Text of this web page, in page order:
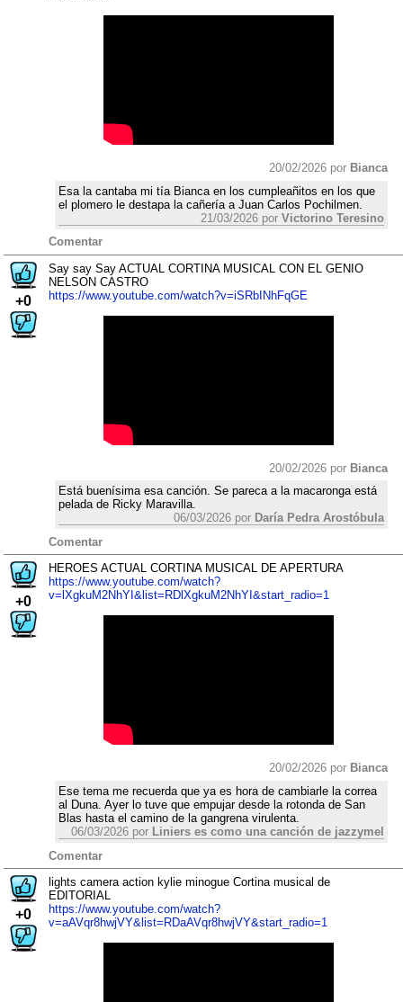
20/02/2026 por Bianca
Esa la cantaba mi tía Bianca en los cumpleañitos en los que
el plomero le destapa la cañería a Juan Carlos Pochilmen.
21/03/2026 por Victorino Teresino
Comentar
+0
Say say Say ACTUAL CORTINA MUSICAL CON EL GENIO
NELSON CASTRO
https://www.youtube.com/watch?v=iSRbINhFqGE
20/02/2026 por Bianca
Está buenísima esa canción. Se pareca a la macaronga está
pelada de Ricky Maravilla.
06/03/2026 por Daría Pedra Arostóbula
Comentar
+0
HEROES ACTUAL CORTINA MUSICAL DE APERTURA
https://www.youtube.com/watch?
v=lXgkuM2NhYI&list=RDlXgkuM2NhYI&start_radio=1
20/02/2026 por Bianca
Ese tema me recuerda que ya es hora de cambiarle la correa
al Duna. Ayer lo tuve que empujar desde la rotonda de San
Blas hasta el camino de la gangrena virulenta.
06/03/2026 por Liniers es como una canción de jazzymel
Comentar
+0
lights camera action kylie minogue Cortina musical de
EDITORIAL
https://www.youtube.com/watch?
v=aAVqr8hwjVY&list=RDaAVqr8hwjVY&start_radio=1